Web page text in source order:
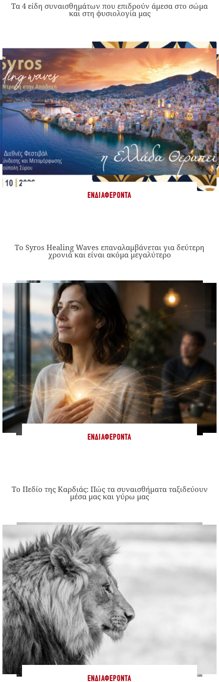
Τα 4 είδη συναισθημάτων που επιδρούν άμεσα στο σώμα
και στη φυσιολογία μας
ΕΝΔΙΑΦΈΡΟΝΤΑ
Το Syros Healing Waves επαναλαμβάνεται για δεύτερη
χρονιά και είναι ακόμα μεγαλύτερο
ΕΝΔΙΑΦΈΡΟΝΤΑ
Το Πεδίο της Καρδιάς: Πώς τα συναισθήματα ταξιδεύουν
μέσα μας και γύρω μας
ΕΝΔΙΑΦΈΡΟΝΤΑ